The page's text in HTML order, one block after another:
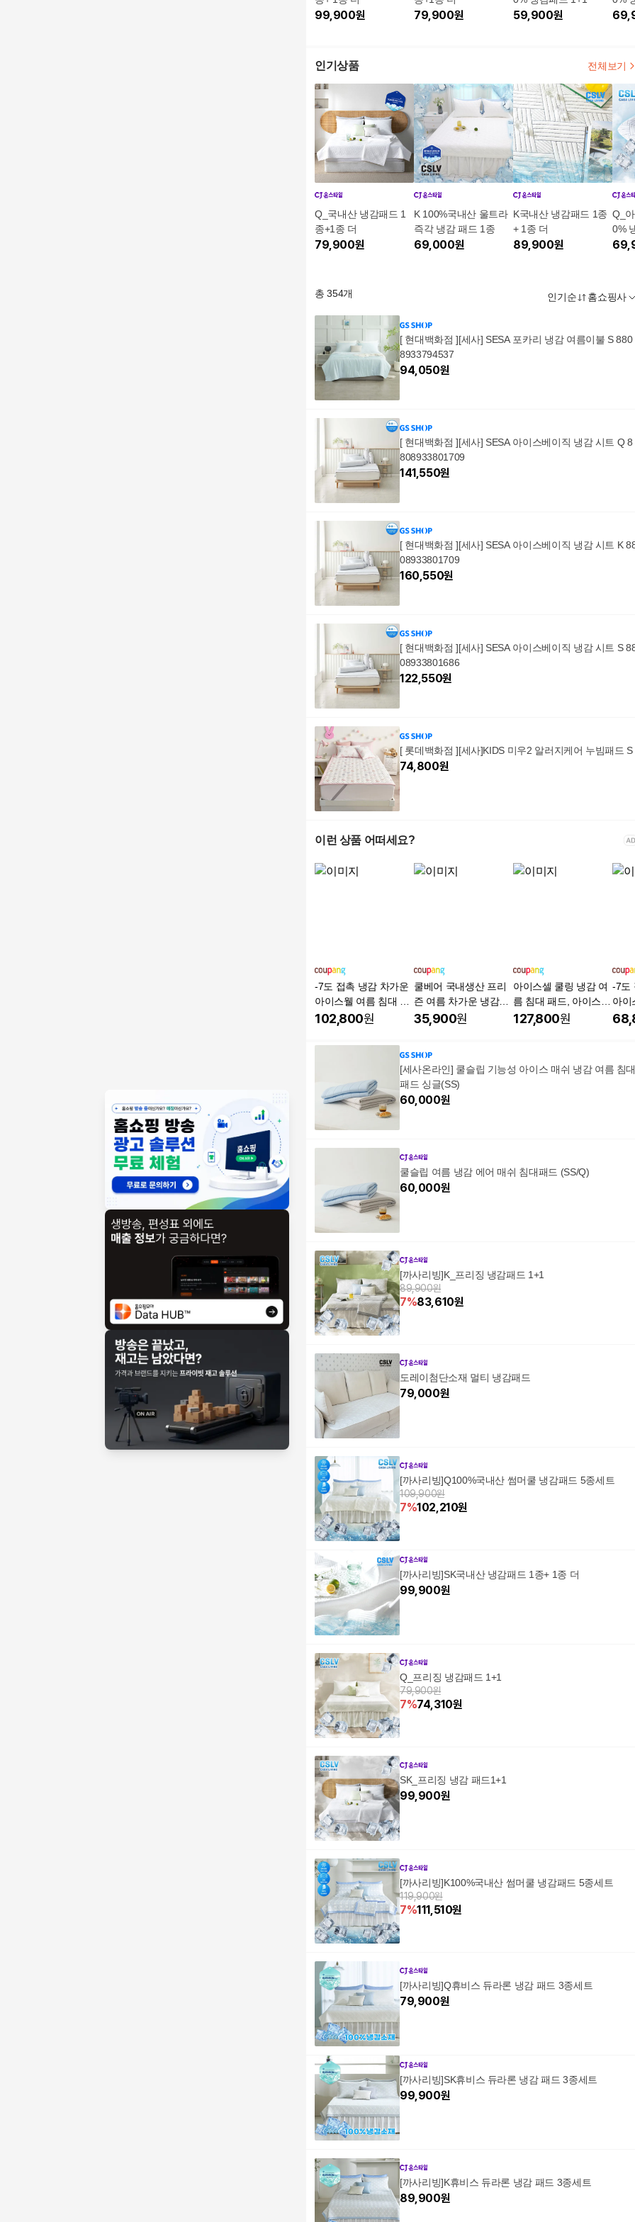
99,900원 79,900원 59,900원
인기상품 전체보기
Q_국내산 냉감패드 1
종+1종 더
79,900원
K 100%국내산 울트라
즉각 냉감 패드 1종
69,000원
K국내산 냉감패드 1종
+ 1종 더
89,900원
Q_
0%
총354개 인기순 홈쇼핑사
[ 현대백화점 ][세사] SESA 포카리 냉감 여름이불 S 880
8933794537
94,050원
[ 현대백화점 ][세사] SESA 아이스베이직 냉감 시트 Q 8
808933801709
141,550원
[ 현대백화점 ][세사] SESA 아이스베이직 냉감 시트 K
08933801709
160,550원
[ 현대백화점 ][세사] SESA 아이스베이직 냉감 시트 S
08933801686
122,550원
[ 롯데백화점 ][세사]KIDS 미우2 알러지케어 누빔패드 S
74,800원
이런 상품 어떠세요?
-7도 접촉 냉감 차가운
아이스웰 여름 침대 패
드 쿨매트, 아이스웰 화
102,800원
쿨베어 국내생산 프리
즌 여름 차가운 냉감패
드 고정밴드 쿨매트, 화
35,900원
아이스셀 쿨링 냉감 여
름 침대 패드, 아이스셀
_아이보리
127,800원
-7도
아이
드
[세사온라인] 쿨슬립 기능성 아이스 매쉬 냉감 여름 침
패드 싱글(SS)
60,000원
쿨슬립 여름 냉감 에어 매쉬 침대패드 (SS/Q)
60,000원
[까사리빙]K_프리징 냉감패드 1+1
89,900원
7%83,610원
도레이첨단소재 멀티 냉감패드
79,000원
[까사리빙]Q100%국내산 썸머쿨 냉감패드 5종세트
109,900원
7%102,210원
[까사리빙]SK국내산 냉감패드 1종+ 1종 더
99,900원
Q_프리징 냉감패드 1+1
79,900원
7%74,310원
SK_프리징 냉감 패드1+1
99,900원
[까사리빙]K100%국내산 썸머쿨 냉감패드 5종세트
119,900원
7%111,510원
[까사리빙]Q휴비스 듀라론 냉감 패드 3종세트
79,900원
[까사리빙]SK휴비스 듀라론 냉감 패드 3종세트
99,900원
[까사리빙]K휴비스 듀라론 냉감 패드 3종세트
89,900원